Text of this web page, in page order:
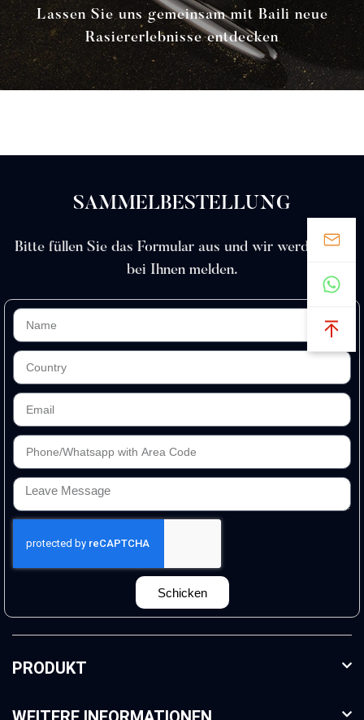
Lassen Sie uns gemeinsam mit Baili neue
Rasiererlebnisse entdecken
SAMMELBESTELLUNG
Bitte füllen Sie das Formular aus und wir werden uns
bei Ihnen melden.
Schicken
PRODUKT